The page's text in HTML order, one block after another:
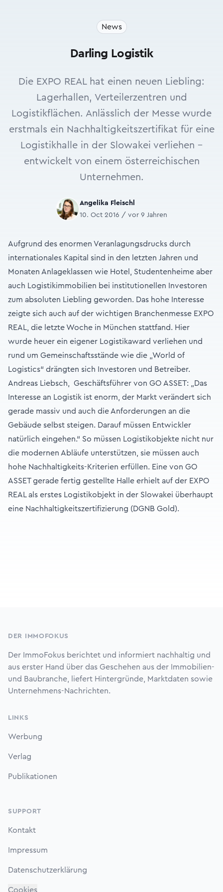
News
Darling Logistik
Die EXPO REAL hat einen neuen Liebling:
Lagerhallen, Verteilerzentren und
Logistikflächen. Anlässlich der Messe wurde
erstmals ein Nachhaltigkeitszertifikat für eine
Logistikhalle in der Slowakei verliehen –
entwickelt von einem österreichischen
Unternehmen.
Angelika Fleischl
10. Oct 2016 / vor 9 Jahren
Aufgrund des enormen Veranlagungsdrucks durch
internationales Kapital sind in den letzten Jahren und
Monaten Anlageklassen wie Hotel, Studentenheime aber
auch Logistikimmobilien bei institutionellen Investoren
zum absoluten Liebling geworden. Das hohe Interesse
zeigte sich auch auf der wichtigen Branchenmesse EXPO
REAL, die letzte Woche in München stattfand. Hier
wurde heuer ein eigener Logistikaward verliehen und
rund um Gemeinschaftsstände wie die „World of
Logistics“ drängten sich Investoren und Betreiber.
Andreas Liebsch, Geschäftsführer von GO ASSET: „Das
Interesse an Logistik ist enorm, der Markt verändert sich
gerade massiv und auch die Anforderungen an die
Gebäude selbst steigen. Darauf müssen Entwickler
natürlich eingehen.“ So müssen Logistikobjekte nicht nur
die modernen Abläufe unterstützen, sie müssen auch
hohe Nachhaltigkeits-Kriterien erfüllen. Eine von GO
ASSET gerade fertig gestellte Halle erhielt auf der EXPO
REAL als erstes Logistikobjekt in der Slowakei überhaupt
eine Nachhaltigkeitszertifizierung (DGNB Gold).
DER IMMOFOKUS
Der ImmoFokus berichtet und informiert nachhaltig und
aus erster Hand über das Geschehen aus der Immobilien-
und Baubranche, liefert Hintergründe, Marktdaten sowie
Unternehmens-Nachrichten.
LINKS
Werbung
Verlag
Publikationen
SUPPORT
Kontakt
Impressum
Datenschutzerklärung
Cookies